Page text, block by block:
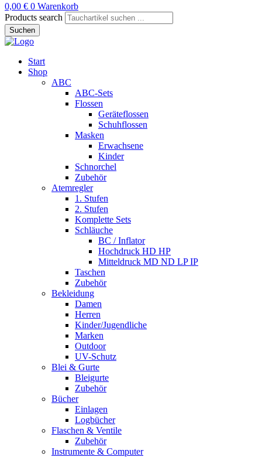
0,00 € 0 Warenkorb
Products search
Suchen
Start
Shop
ABC
ABC-Sets
Flossen
Geräteflossen
Schuhflossen
Masken
Erwachsene
Kinder
Schnorchel
Zubehör
Atemregler
1. Stufen
2. Stufen
Komplette Sets
Schläuche
BC / Inflator
Hochdruck HD HP
Mitteldruck MD ND LP IP
Taschen
Zubehör
Bekleidung
Damen
Herren
Kinder/Jugendliche
Marken
Outdoor
UV-Schutz
Blei & Gurte
Bleigurte
Zubehör
Bücher
Einlagen
Logbücher
Flaschen & Ventile
Zubehör
Instrumente & Computer